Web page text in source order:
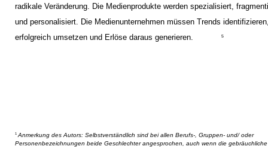
radikale Veränderung. Die Medienprodukte werden spezialisiert,
und personalisiert. Die Medienunternehmen müssen Trends
erfolgreich umsetzen und Erlöse daraus generieren.
5
1 Anmerkung des Autors: Selbstverständlich sind bei allen Berufs-, Gruppen- und/ oder
Personenbezeichnungen beide Geschlechter angesprochen, auch wenn die gebräuchliche